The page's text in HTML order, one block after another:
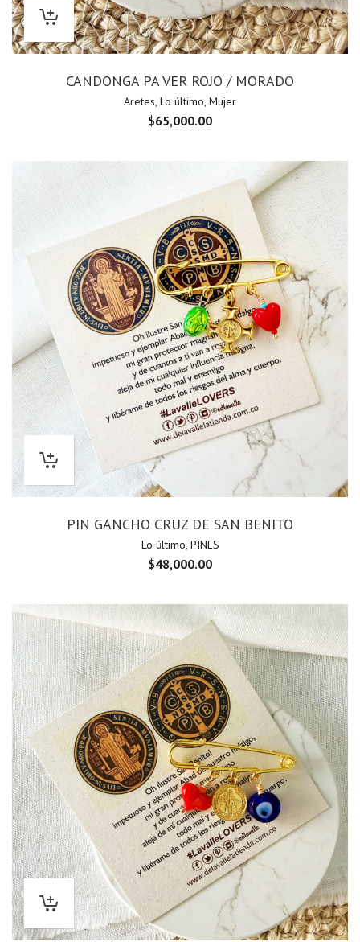
CANDONGA PA VER ROJO / MORADO
Aretes, Lo último, Mujer
$65,000.00
PIN GANCHO CRUZ DE SAN BENITO
Lo último, PINES
$48,000.00